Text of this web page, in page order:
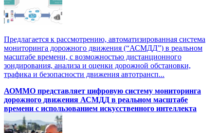
Предлагается к рассмотрению, автоматизированная система
мониторинга дорожного движения (“АСМДД”) в реальном
масштабе времени, с возможностью дистанционного
зондирования, анализа и оценки дорожной обстановки,
трафика и безопасности движения автотрансп...
АОММО представляет цифровую cистему мониторинга
дорожного движения АСМДД в реальном масштабе
времени с использованием искусственного интеллекта